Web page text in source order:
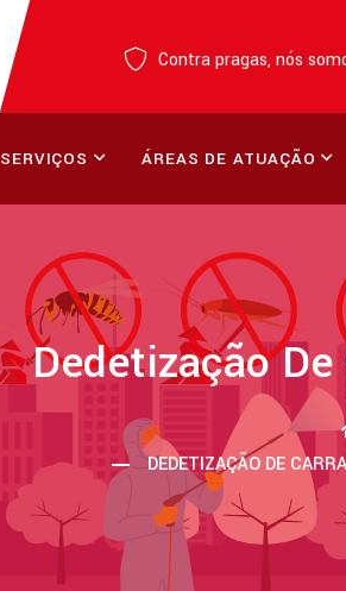
Contra pragas, nós
SERVIÇOS ÁREAS DE ATUAÇÃO
Dedetização
DEDETIZAÇÃO DE